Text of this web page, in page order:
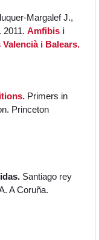
Margalef J.,
2011. Amfibis i
i Balears.
Primers in
Princeton
Santiago rey
A Coruña.